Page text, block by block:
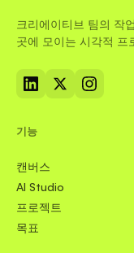
크리에이티브 팀의 작
곳에 모이는 시각적 프
기능
캔버스
AI Studio
프로젝트
목표